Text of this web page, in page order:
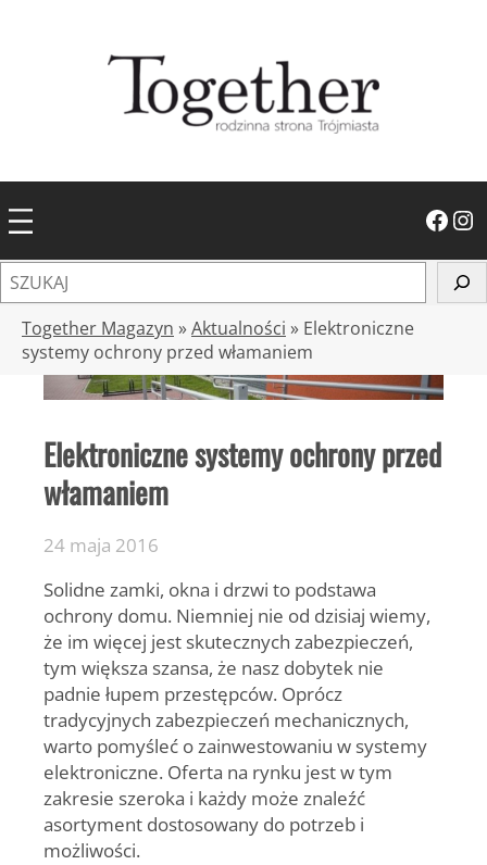
Facebook Instagram
z
Together Magazyn »Aktualności » Elektroniczne
systemy ochrony przed włamaniem
Elektroniczne systemy ochrony przed
włamaniem
24 maja 2016
Solidne zamki, okna i drzwi to podstawa
ochrony domu. Niemniej nie od dzisiaj wiemy,
że im więcej jest skutecznych zabezpieczeń,
tym większa szansa, że nasz dobytek nie
padnie łupem przestępców. Oprócz
tradycyjnych zabezpieczeń mechanicznych,
warto pomyśleć o zainwestowaniu w systemy
elektroniczne. Oferta na rynku jest w tym
zakresie szeroka i każdy może znaleźć
asortyment dostosowany do potrzeb i
możliwości.